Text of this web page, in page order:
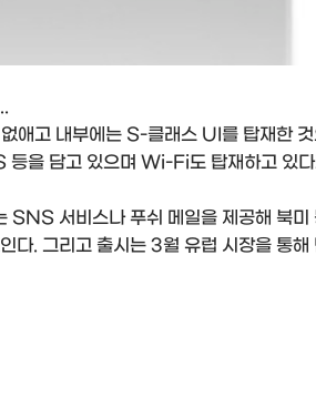
애고 내부에는 S-클래스 UI를 탑재한
을 담고 있으며 Wi-Fi도 탑재하고 있다
SNS 서비스나 푸쉬 메일을 제공해 북미
다. 그리고 출시는 3월 유럽 시장을 통해